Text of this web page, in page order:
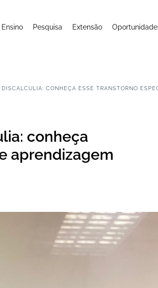
Ensino Pesquisa Extensão
CONHEÇA ESSE TRANSTORNO
conheça
aprendizagem